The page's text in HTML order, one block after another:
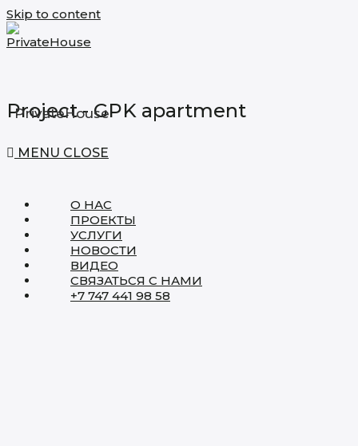
Skip to content
PrivateHouse
MENU CLOSE
О НАС
ПРОЕКТЫ
УСЛУГИ
НОВОСТИ
ВИДЕО
СВЯЗАТЬСЯ С НАМИ
+7 747 441 98 58
Project - GPK apartment